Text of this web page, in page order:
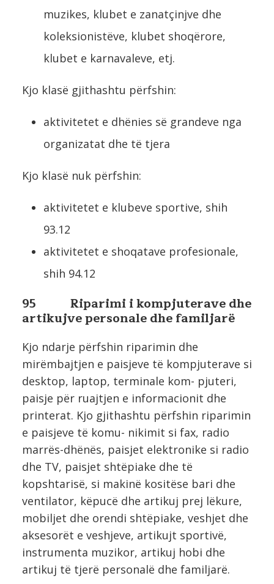
muzikes, klubet e zanatçinjve dhe
koleksionistëve, klubet shoqërore,
klubet e karnavaleve, etj.
Kjo klasë gjithashtu përfshin:
aktivitetet e dhënies së grandeve nga
organizatat dhe të tjera
Kjo klasë nuk përfshin:
aktivitetet e klubeve sportive, shih
93.12
aktivitetet e shoqatave profesionale,
shih 94.12
95 Riparimi i kompjuterave dhe
artikujve personale dhe familjarë
Kjo ndarje përfshin riparimin dhe
mirëmbajtjen e paisjeve të kompjuterave si
desktop, laptop, terminale kom- pjuteri,
paisje për ruajtjen e informacionit dhe
printerat. Kjo gjithashtu përfshin riparimin
e paisjeve të komu- nikimit si fax, radio
marrës-dhënës, paisjet elektronike si radio
dhe TV, paisjet shtëpiake dhe të
kopshtarisë, si makinë kositëse bari dhe
ventilator, këpucë dhe artikuj prej lëkure,
mobiljet dhe orendi shtëpiake, veshjet dhe
aksesorët e veshjeve, artikujt sportivë,
instrumenta muzikor, artikuj hobi dhe
artikuj të tjerë personalë dhe familjarë.